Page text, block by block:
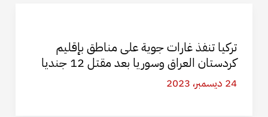
تركيا تنفذ غارات جوية على مناطق بإقليم
كردستان العراق وسوريا بعد مقتل 12 جنديا
24 ديسمبر، 2023